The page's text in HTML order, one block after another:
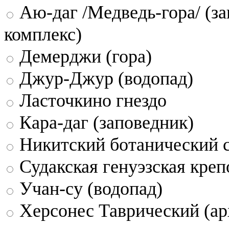
Аю-даг /Медведь-гора/
комплекс)
Демерджи (гора)
Джур-Джур (водопад)
Ласточкино гнездо
Кара-даг (заповедник)
Никитский ботанический
Судакская генуэзская
Учан-су (водопад)
Херсонес Таврический